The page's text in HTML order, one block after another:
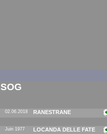
SOG
02.06.2018 RANESTRANE
Juin 1977 LOCANDA DELLE FATE